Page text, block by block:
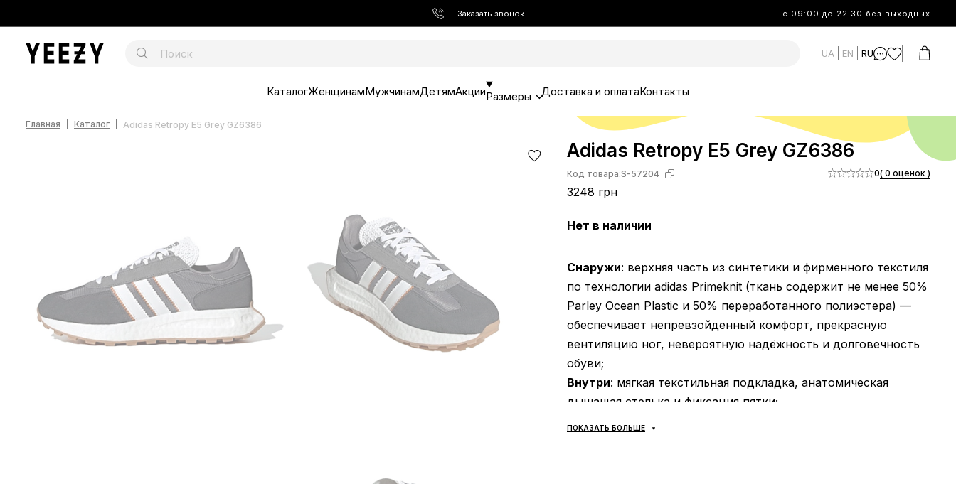
Заказать звонок с 09:00 до 22:30 без выходных
UA EN RU
КаталогЖенщинамМужчинамДетямАкцииРазмеры Доставка и оплатаКонтакты
Главная Каталог Adidas Retropy E5 Grey GZ6386
Adidas Retropy E5 Grey GZ6386
Код товара:S-57204
3248 грн
0( 0 оценок )
Нет в наличии
Снаружи: верхняя часть из синтетики и фирменного текстиля
по технологии adidas Primeknit (ткань содержит не менее 50%
Parley Ocean Plastic и 50% переработанного полиэстера) —
обеспечивает непревзойденный комфорт, прекрасную
вентиляцию ног, невероятную надёжность и долговечность
обуви;
Внутри: мягкая текстильная подкладка, анатомическая
дышащая стелька и фиксация пятки;
ПОКАЗАТЬ БОЛЬШЕ